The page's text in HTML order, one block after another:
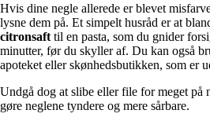
Hvis dine negle allerede er blevet
lysne dem på. Et simpelt husråd er at
citronsaft til en pasta, som du gnider
minutter, før du skyller af. Du kan også
apoteket eller skønhedsbutikken, som er
Undgå dog at slibe eller file for meget på
gøre neglene tyndere og mere sårbare.